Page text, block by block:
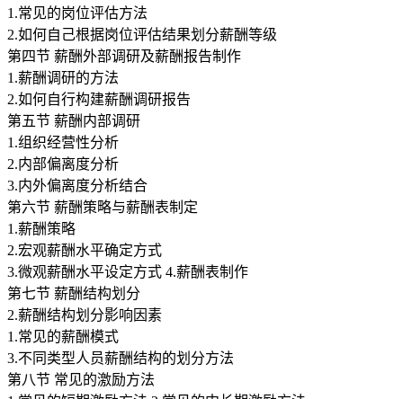
1.常见的岗位评估方法
2.如何自己根据岗位评估结果划分薪酬等级
第四节 薪酬外部调研及薪酬报告制作
1.薪酬调研的方法
2.如何自行构建薪酬调研报告
第五节 薪酬内部调研
1.组织经营性分析
2.内部偏离度分析
3.内外偏离度分析结合
第六节 薪酬策略与薪酬表制定
1.薪酬策略
2.宏观薪酬水平确定方式
3.微观薪酬水平设定方式 4.薪酬表制作
第七节 薪酬结构划分
2.薪酬结构划分影响因素
1.常见的薪酬模式
3.不同类型人员薪酬结构的划分方法
第八节 常见的激励方法